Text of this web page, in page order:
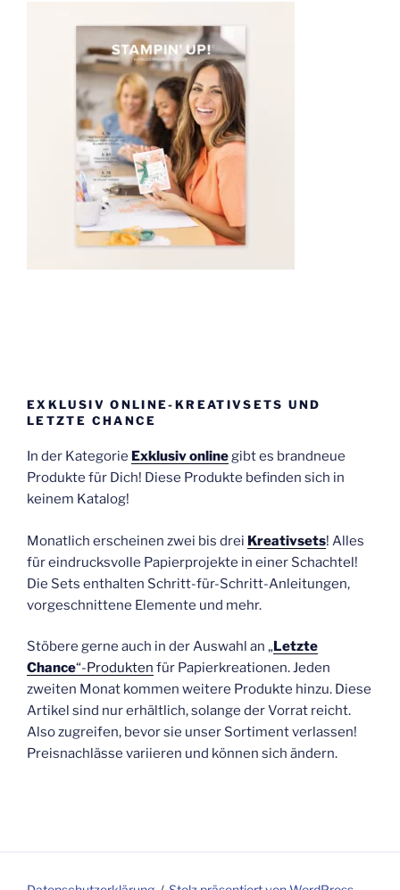
EXKLUSIV ONLINE-KREATIVSETS UND
LETZTE CHANCE
In der Kategorie Exklusiv onlinegibt es brandneue
Produkte für Dich! Diese Produkte befinden sich in
keinem Katalog!
Monatlich erscheinen zwei bis drei Kreativsets! Alles
für eindrucksvolle Papierprojekte in einer Schachtel!
Die Sets enthalten Schritt-für-Schritt-Anleitungen,
vorgeschnittene Elemente und mehr.
Stöbere gerne auch in der Auswahl an „Letzte
Chance“-Produkten für Papierkreationen. Jeden
zweiten Monat kommen weitere Produkte hinzu. Diese
Artikel sind nur erhältlich, solange der Vorrat reicht.
Also zugreifen, bevor sie unser Sortiment verlassen!
Preisnachlässe variieren und können sich ändern.